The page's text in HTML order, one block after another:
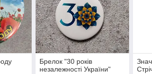
Брелок "30 років
незалежності України"